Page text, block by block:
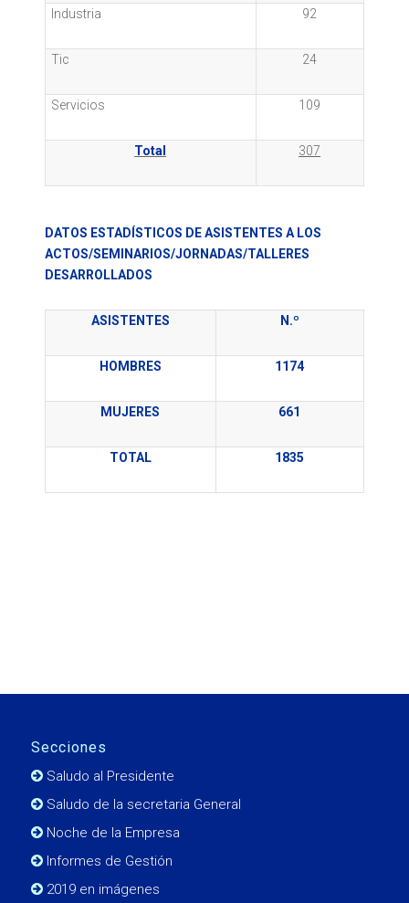
Industria 92
Tic 24
Servicios 109
Total 307
DATOS ESTADÍSTICOS DE ASISTENTES A LOS
ACTOS/SEMINARIOS/JORNADAS/TALLERES
DESARROLLADOS
ASISTENTES N.º
HOMBRES 1174
MUJERES 661
TOTAL 1835
Secciones
Saludo al Presidente
Saludo de la secretaria General
Noche de la Empresa
Informes de Gestión
2019 en imágenes